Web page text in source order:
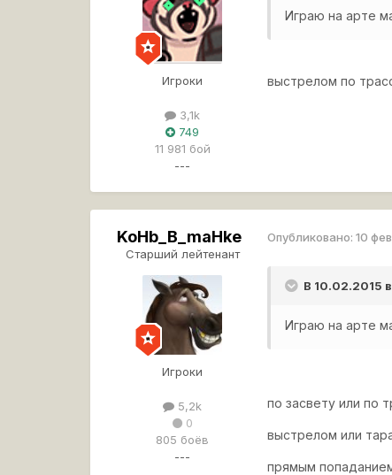
Игроки
3,1k
749
11 981 бой
---
Играю на арте
выстрелом по
KoHb_B_maHke
Старший лейтенант
Игроки
5,2k
0
805 боёв
---
Опубликовано:10
В 10.02.2015
Играю на арте
по засвету или по
выстрелом или
прямым